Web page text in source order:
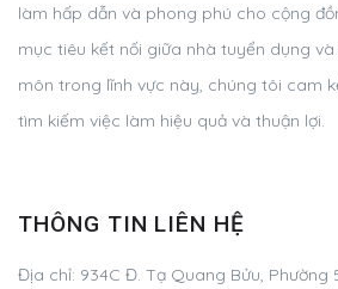
làm hấp dẫn và phong phú cho cộng
mục tiêu kết nối giữa nhà tuyển dụng
môn trong lĩnh vực này, chúng tôi cam
tìm kiếm việc làm hiệu quả và thuận lợi.
THÔNG TIN LIÊN HỆ
Địa chỉ: 934C Đ. Tạ Quang Bửu, Phường